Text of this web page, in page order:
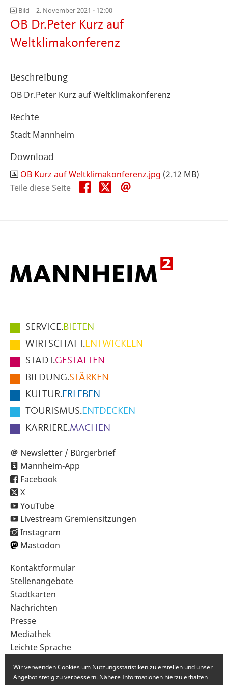
Bild | 2. November 2021 - 12:00
OB Dr.Peter Kurz auf
Weltklimakonferenz
Beschreibung
OB Dr.Peter Kurz auf Weltklimakonferenz
Rechte
Stadt Mannheim
Download
OB Kurz auf Weltklimakonferenz.jpg (2.12 MB)
Teile diese Seite
Teile
diese
Teile
diese
Hauptmenüpunkte
im
Fußbereich
der
Seite
SERVICE.BIETEN
WIRTSCHAFT.ENTWICKELN
STADT.GESTALTEN
BILDUNG.STÄRKEN
KULTUR.ERLEBEN
TOURISMUS.ENTDECKEN
KARRIERE.MACHEN
Newsletter / Bürgerbrief
Mannheim-App
Facebook
X
YouTube
Livestream Gremiensitzungen
Instagram
Mastodon
Sekundärnavigation
im
Fußbereich
Kontaktformular
Stellenangebote
Stadtkarten
Nachrichten
Presse
Mediathek
Leichte Sprache
Wir verwenden Cookies um Nutzungsstatistiken zu erstellen und unser
Angebot stetig zu verbessern. Nähere Informationen hierzu erhalten